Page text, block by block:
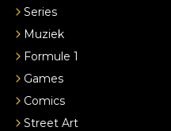
Series
Muziek
Formule 1
Games
Comics
Street Art